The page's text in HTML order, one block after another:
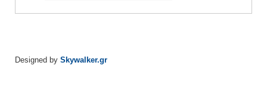
Designed by Skywalker.gr